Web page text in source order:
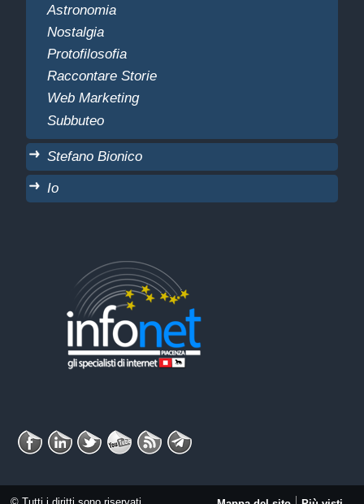
Astronomia
Nostalgia
Protofilosofia
Raccontare Storie
Web Marketing
Subbuteo
Stefano Bionico
Io